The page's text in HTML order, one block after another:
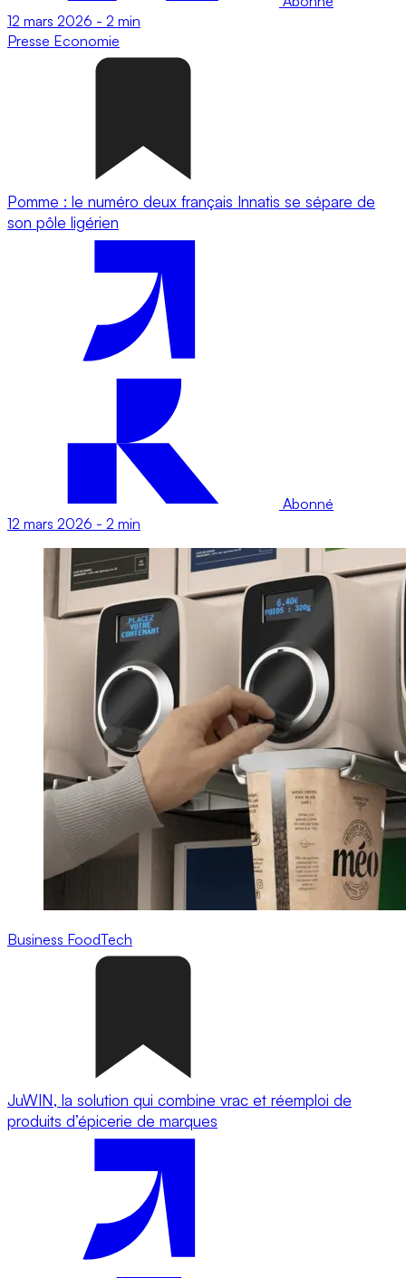
12 mars 2026 - 2 min
Presse Economie
Pomme : le numéro deux français Innatis se sépare de
son pôle ligérien
Abonné
12 mars 2026 - 2 min
Business FoodTech
JuWIN, la solution qui combine vrac et réemploi de
produits d’épicerie de marques